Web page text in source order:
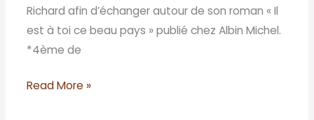
Richard afin d’échanger autour de son roman « Il
est à toi ce beau pays » publié chez Albin Michel.
*4ème de
Read More »